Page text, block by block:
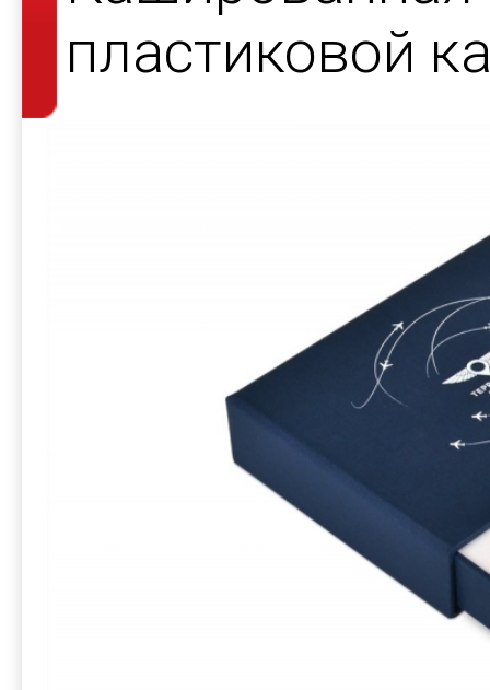
пластиковой